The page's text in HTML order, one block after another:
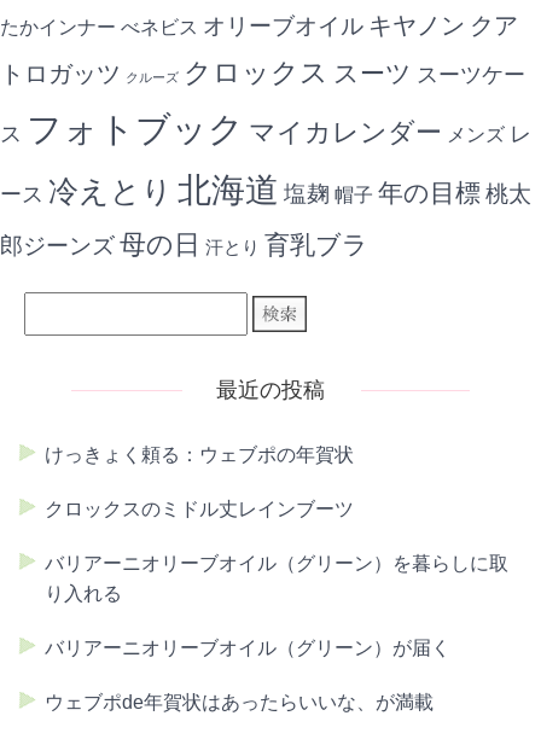
たかインナー べネビス オリーブオイル キヤノン クア
トロガッツ クルーズ クロックス スーツ スーツケー
ス フォトブック マイカレンダー メンズ レ
ース 冷えとり 北海道 塩麹 帽子 年の目標 桃太
郎ジーンズ母の日 汗とり 育乳ブラ
最近の投稿
けっきょく頼る：ウェブポの年賀状
クロックスのミドル丈レインブーツ
バリアーニオリーブオイル（グリーン）を暮らしに取
り入れる
バリアーニオリーブオイル（グリーン）が届く
ウェブポde年賀状はあったらいいな、が満載